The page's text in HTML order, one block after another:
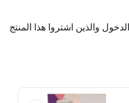
والذين اشتروا هذا المنتج